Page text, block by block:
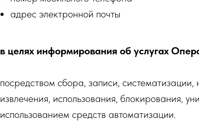
адрес электронной почты
в целях информирования об услугах
посредством сбора, записи, систематизации,
извлечения, использования, блокирования,
использованием средств автоматизации.